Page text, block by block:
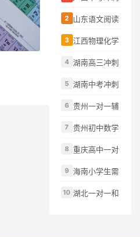
山东语文阅读理解
江西物理化学听不
湖南高三冲刺辅导
湖南中考冲刺班怎
贵州一对一辅导适
贵州初中数学成绩
重庆高中一对一补
海南小学生需要提
湖北一对一和小班